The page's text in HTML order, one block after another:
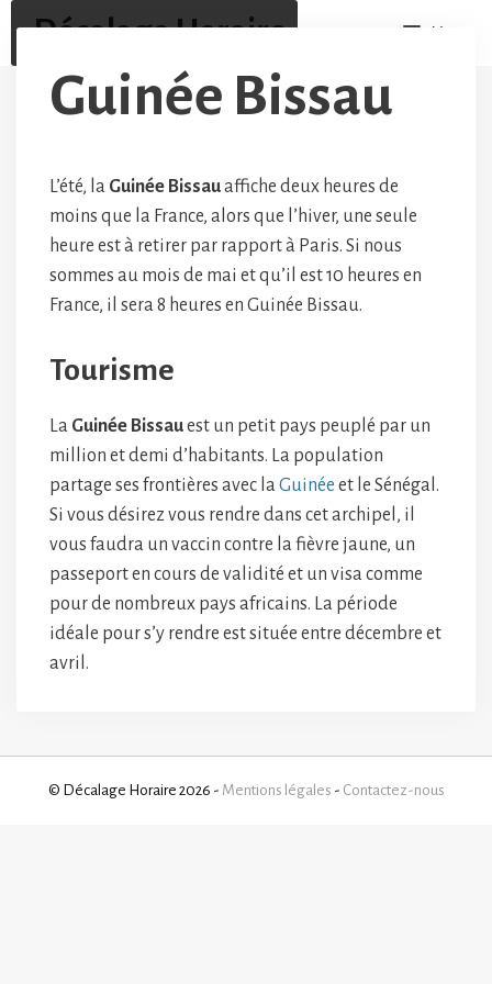
contenu
Décalage Horaire Menu
Guinée Bissau
L’été, la Guinée Bissauaffiche deux heures de
moins que la France, alors que l’hiver, une seule
heure est à retirer par rapport à Paris. Si nous
sommes au mois de mai et qu’il est 10 heures en
France, il sera 8 heures en Guinée Bissau.
Tourisme
La Guinée Bissauest un petit pays peuplé par un
million et demi d’habitants. La population
partage ses frontières avec laGuinée et le Sénégal.
Si vous désirez vous rendre dans cet archipel, il
vous faudra un vaccin contre la fièvre jaune, un
passeport en cours de validité et un visa comme
pour de nombreux pays africains. La période
idéale pour s’y rendre est située entre décembre et
avril.
© Décalage Horaire 2026 - Mentions légales - Contactez-nous